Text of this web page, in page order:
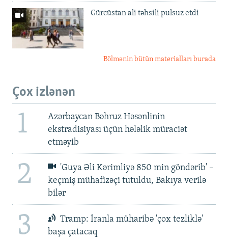
Gürcüstan ali təhsili pulsuz etdi
Bölmənin bütün materialları burada
Çox izlənən
1
Azərbaycan Bəhruz Həsənlinin
ekstradisiyası üçün hələlik müraciət
etməyib
2
'Guya Əli Kərimliyə 850 min göndərib' –
keçmiş mühafizəçi tutuldu, Bakıya verilə
bilər
3
Tramp: İranla müharibə 'çox tezliklə'
başa çatacaq